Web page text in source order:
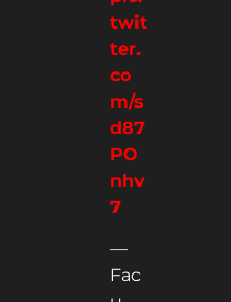
d87
PO
—
Fac
u
Lóp
(@F